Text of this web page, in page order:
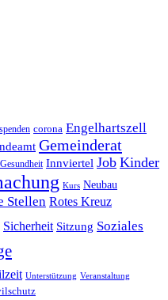
corona Engelhartszell
Gemeinderat
Gesundheit Innviertel Job Kinder
Kurs Neubau
Stellen Rotes Kreuz
Sicherheit Sitzung Soziales
Unterstützung Veranstaltung